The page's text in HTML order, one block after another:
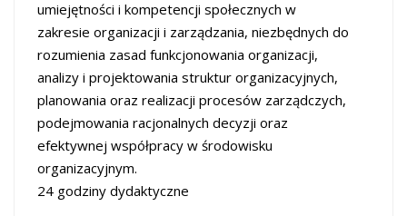
umiejętności i kompetencji społecznych w
zakresie organizacji i zarządzania, niezbędnych do
rozumienia zasad funkcjonowania organizacji,
analizy i projektowania struktur organizacyjnych,
planowania oraz realizacji procesów zarządczych,
podejmowania racjonalnych decyzji oraz
efektywnej współpracy w środowisku
organizacyjnym.
24 godziny dydaktyczne